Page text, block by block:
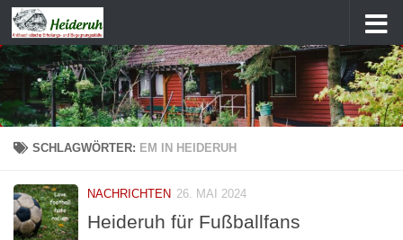
Zum Inhalt springen
SCHLAGWÖRTER: EM IN HEIDERUH
NACHRICHTEN 26. MAI 2024
Heideruh für Fußballfans